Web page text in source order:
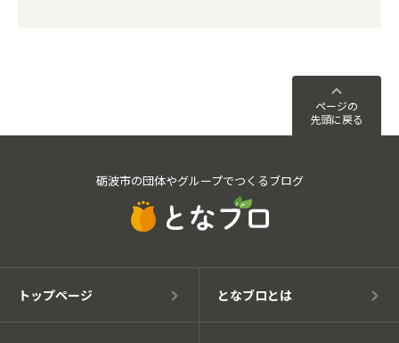
ページの
先頭に戻る
砺波市の団体やグループでつくるブログ
トップページ となブロとは